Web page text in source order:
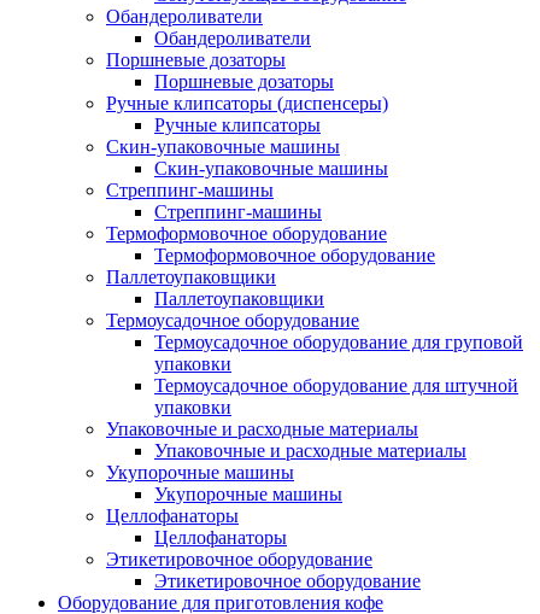
Обандероливатели
Обандероливатели
Поршневые дозаторы
Поршневые дозаторы
Ручные клипсаторы (диспенсеры)
Ручные клипсаторы
Скин-упаковочные машины
Скин-упаковочные машины
Стреппинг-машины
Стреппинг-машины
Термоформовочное оборудование
Термоформовочное оборудование
Паллетоупаковщики
Паллетоупаковщики
Термоусадочное оборудование
Термоусадочное оборудование для груповой
упаковки
Термоусадочное оборудование для штучной
упаковки
Упаковочные и расходные материалы
Упаковочные и расходные материалы
Укупорочные машины
Укупорочные машины
Целлофанаторы
Целлофанаторы
Этикетировочное оборудование
Этикетировочное оборудование
Оборудование для приготовления кофе